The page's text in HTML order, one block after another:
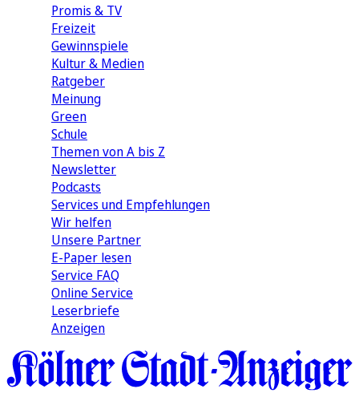
Promis & TV
Freizeit
Gewinnspiele
Kultur & Medien
Ratgeber
Meinung
Green
Schule
Themen von A bis Z
Newsletter
Podcasts
Services und Empfehlungen
Wir helfen
Unsere Partner
E-Paper lesen
Service FAQ
Online Service
Leserbriefe
Anzeigen